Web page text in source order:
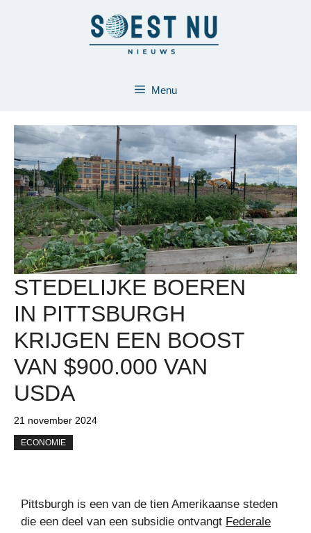
Menu
STEDELIJKE BOEREN
IN PITTSBURGH
KRIJGEN EEN BOOST
VAN $900.000 VAN
USDA
21 november 2024
ECONOMIE
Pittsburgh is een van de tien Amerikaanse steden
die een deel van een subsidie ​​ontvangt Federale